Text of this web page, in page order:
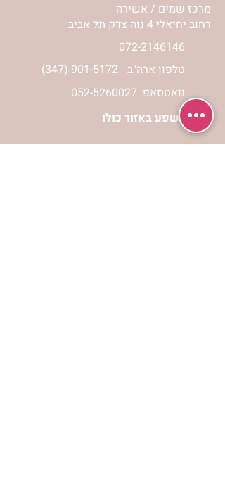
מרכז שמים / אשירה
רחוב יחיאלי 4 נוה צדק תל אביב
072-2146146
(347) 901-5172 טלפון ארה"ב
וואטסאפ: 052-5260027
חניה בשפע באזור כולו